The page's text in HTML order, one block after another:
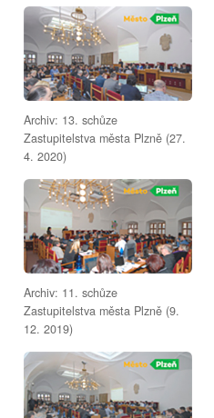
Archiv: 13. schůze
Zastupitelstva města Plzně (27.
4. 2020)
Archiv: 11. schůze
Zastupitelstva města Plzně (9.
12. 2019)